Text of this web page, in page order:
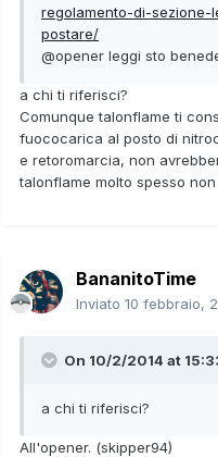
regolamento-di-sezione-
postare/
@opener leggi sto
a chi ti riferisci?
Comunque talonflame ti
fuococarica al posto di
e retoromarcia, non
talonflame molto spesso
BananitoTime
Inviato 10 febbraio,
On 10/2/2014 at
a chi ti riferisci?
All'opener. (skipper94)